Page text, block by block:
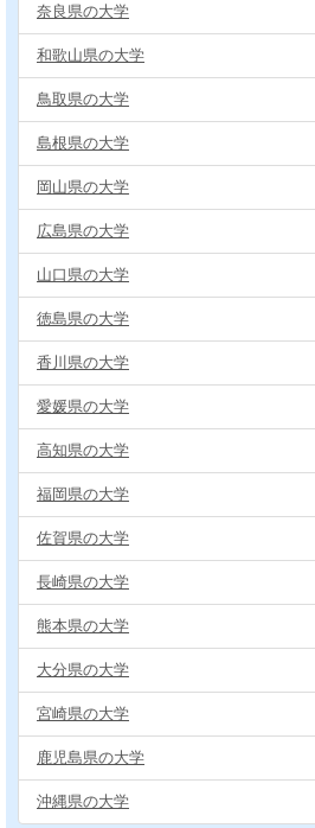
奈良県の大学
和歌山県の大学
鳥取県の大学
島根県の大学
岡山県の大学
広島県の大学
山口県の大学
徳島県の大学
香川県の大学
愛媛県の大学
高知県の大学
福岡県の大学
佐賀県の大学
長崎県の大学
熊本県の大学
大分県の大学
宮崎県の大学
鹿児島県の大学
沖縄県の大学